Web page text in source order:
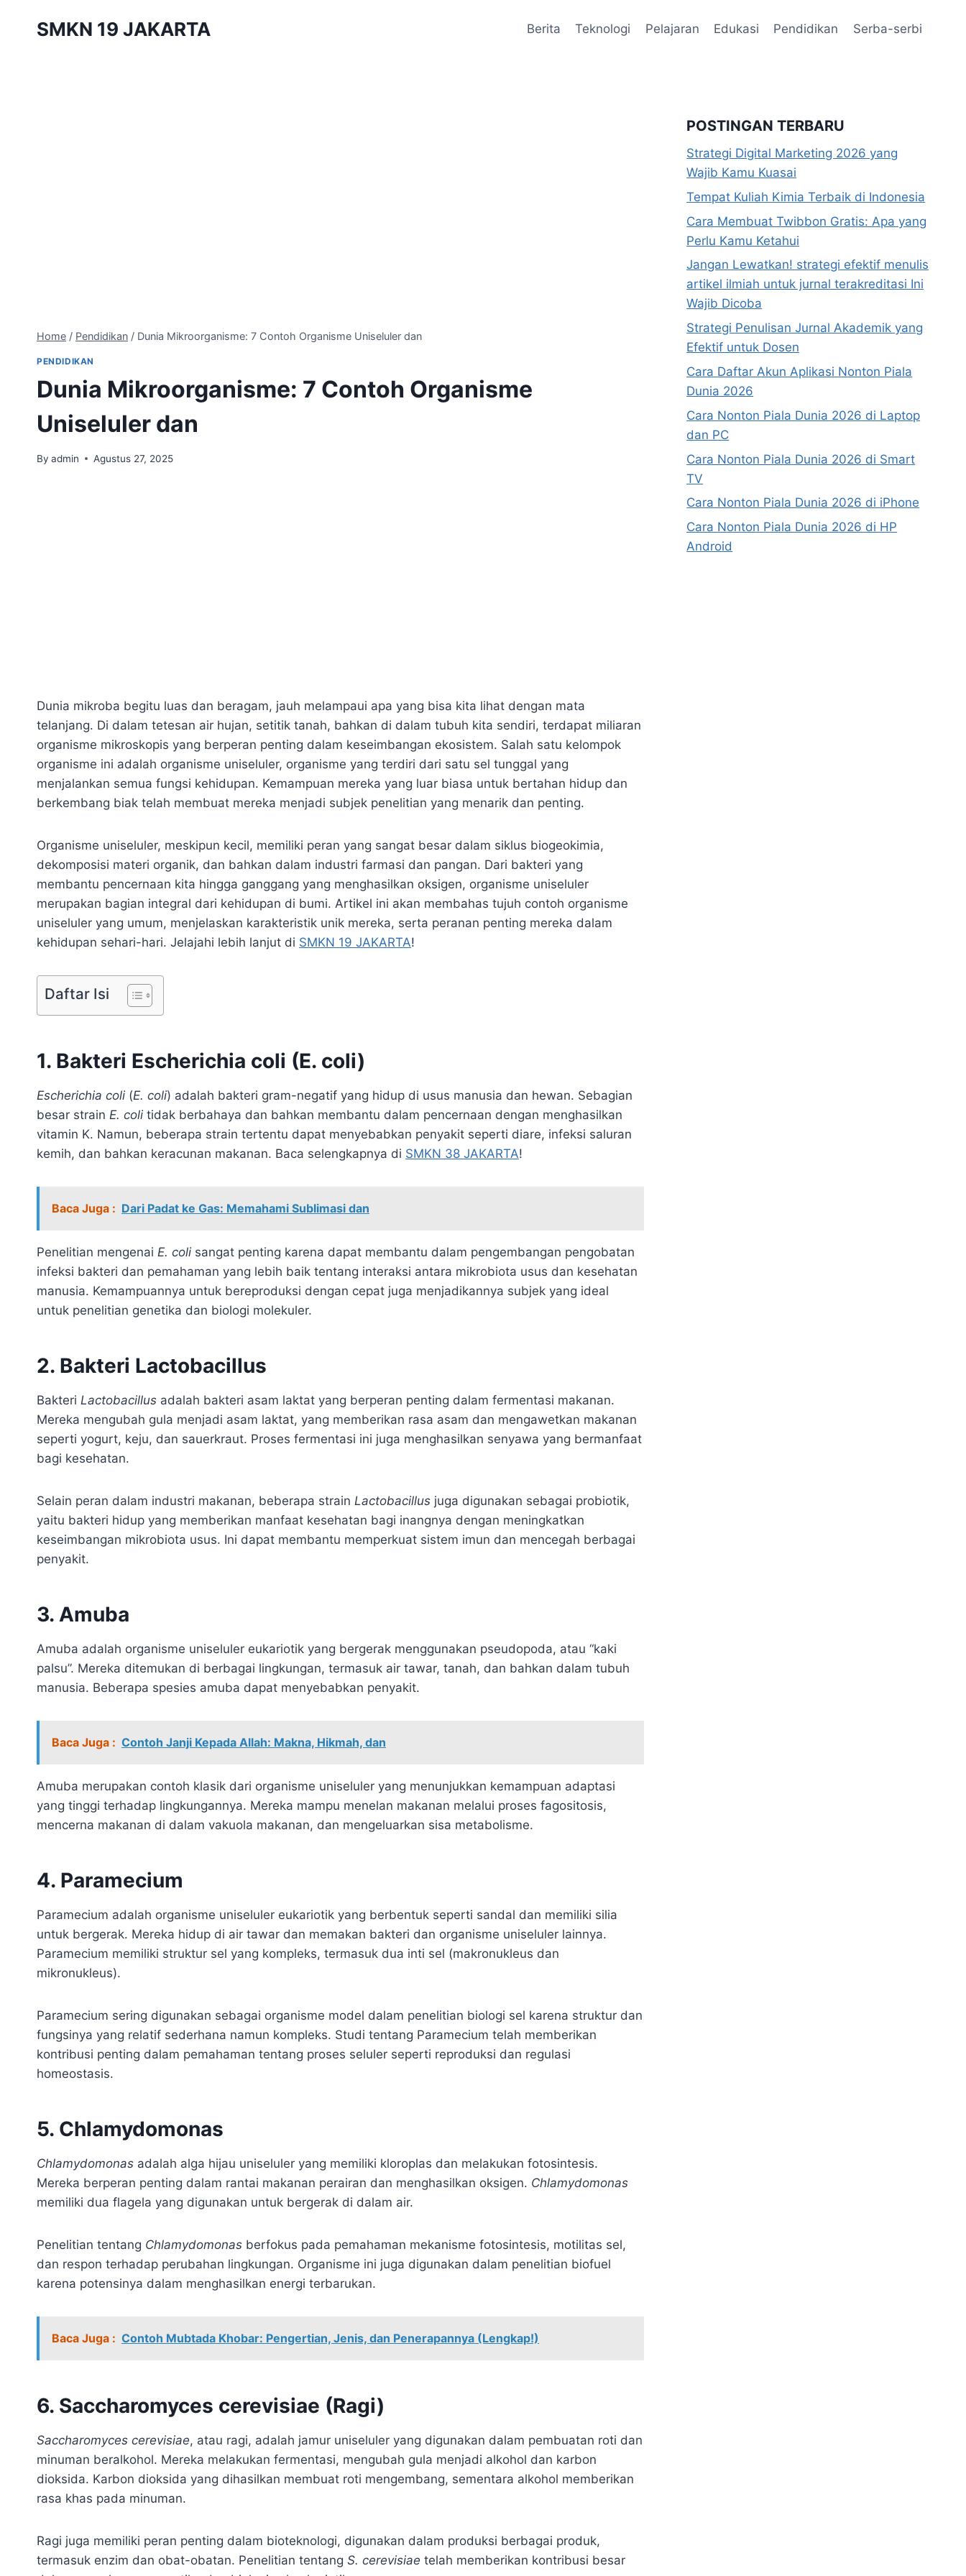
SMKN 19 JAKARTA Berita Teknologi Pelajaran Edukasi Pendidikan Serba-serbi
Home / Pendidikan / Dunia Mikroorganisme: 7 Contoh Organisme Uniseluler dan
PENDIDIKAN
Dunia Mikroorganisme: 7 Contoh Organisme
Uniseluler dan
By admin Agustus 27, 2025
Dunia mikroba begitu luas dan beragam, jauh melampaui apa yang bisa kita lihat dengan mata
telanjang. Di dalam tetesan air hujan, setitik tanah, bahkan di dalam tubuh kita sendiri, terdapat miliaran
organisme mikroskopis yang berperan penting dalam keseimbangan ekosistem. Salah satu kelompok
organisme ini adalah organisme uniseluler, organisme yang terdiri dari satu sel tunggal yang
menjalankan semua fungsi kehidupan. Kemampuan mereka yang luar biasa untuk bertahan hidup dan
berkembang biak telah membuat mereka menjadi subjek penelitian yang menarik dan penting.
Organisme uniseluler, meskipun kecil, memiliki peran yang sangat besar dalam siklus biogeokimia,
dekomposisi materi organik, dan bahkan dalam industri farmasi dan pangan. Dari bakteri yang
membantu pencernaan kita hingga ganggang yang menghasilkan oksigen, organisme uniseluler
merupakan bagian integral dari kehidupan di bumi. Artikel ini akan membahas tujuh contoh organisme
uniseluler yang umum, menjelaskan karakteristik unik mereka, serta peranan penting mereka dalam
kehidupan sehari-hari. Jelajahi lebih lanjut di SMKN 19 JAKARTA!
Daftar Isi
1. Bakteri Escherichia coli (E. coli)
Escherichia coli (E. coli) adalah bakteri gram-negatif yang hidup di usus manusia dan hewan. Sebagian
besar strain E. coli tidak berbahaya dan bahkan membantu dalam pencernaan dengan menghasilkan
vitamin K. Namun, beberapa strain tertentu dapat menyebabkan penyakit seperti diare, infeksi saluran
kemih, dan bahkan keracunan makanan. Baca selengkapnya di SMKN 38 JAKARTA!
Baca Juga : Dari Padat ke Gas: Memahami Sublimasi dan
Penelitian mengenai E. coli sangat penting karena dapat membantu dalam pengembangan pengobatan
infeksi bakteri dan pemahaman yang lebih baik tentang interaksi antara mikrobiota usus dan kesehatan
manusia. Kemampuannya untuk bereproduksi dengan cepat juga menjadikannya subjek yang ideal
untuk penelitian genetika dan biologi molekuler.
2. Bakteri Lactobacillus
Bakteri Lactobacillus adalah bakteri asam laktat yang berperan penting dalam fermentasi makanan.
Mereka mengubah gula menjadi asam laktat, yang memberikan rasa asam dan mengawetkan makanan
seperti yogurt, keju, dan sauerkraut. Proses fermentasi ini juga menghasilkan senyawa yang bermanfaat
bagi kesehatan.
Selain peran dalam industri makanan, beberapa strain Lactobacillus juga digunakan sebagai probiotik,
yaitu bakteri hidup yang memberikan manfaat kesehatan bagi inangnya dengan meningkatkan
keseimbangan mikrobiota usus. Ini dapat membantu memperkuat sistem imun dan mencegah berbagai
penyakit.
3. Amuba
Amuba adalah organisme uniseluler eukariotik yang bergerak menggunakan pseudopoda, atau “kaki
palsu”. Mereka ditemukan di berbagai lingkungan, termasuk air tawar, tanah, dan bahkan dalam tubuh
manusia. Beberapa spesies amuba dapat menyebabkan penyakit.
Baca Juga : Contoh Janji Kepada Allah: Makna, Hikmah, dan
Amuba merupakan contoh klasik dari organisme uniseluler yang menunjukkan kemampuan adaptasi
yang tinggi terhadap lingkungannya. Mereka mampu menelan makanan melalui proses fagositosis,
mencerna makanan di dalam vakuola makanan, dan mengeluarkan sisa metabolisme.
4. Paramecium
Paramecium adalah organisme uniseluler eukariotik yang berbentuk seperti sandal dan memiliki silia
untuk bergerak. Mereka hidup di air tawar dan memakan bakteri dan organisme uniseluler lainnya.
Paramecium memiliki struktur sel yang kompleks, termasuk dua inti sel (makronukleus dan
mikronukleus).
Paramecium sering digunakan sebagai organisme model dalam penelitian biologi sel karena struktur dan
fungsinya yang relatif sederhana namun kompleks. Studi tentang Paramecium telah memberikan
kontribusi penting dalam pemahaman tentang proses seluler seperti reproduksi dan regulasi
homeostasis.
5. Chlamydomonas
Chlamydomonas adalah alga hijau uniseluler yang memiliki kloroplas dan melakukan fotosintesis.
Mereka berperan penting dalam rantai makanan perairan dan menghasilkan oksigen. Chlamydomonas
memiliki dua flagela yang digunakan untuk bergerak di dalam air.
Penelitian tentang Chlamydomonas berfokus pada pemahaman mekanisme fotosintesis, motilitas sel,
dan respon terhadap perubahan lingkungan. Organisme ini juga digunakan dalam penelitian biofuel
karena potensinya dalam menghasilkan energi terbarukan.
Baca Juga : Contoh Mubtada Khobar: Pengertian, Jenis, dan Penerapannya (Lengkap!)
6. Saccharomyces cerevisiae (Ragi)
Saccharomyces cerevisiae, atau ragi, adalah jamur uniseluler yang digunakan dalam pembuatan roti dan
minuman beralkohol. Mereka melakukan fermentasi, mengubah gula menjadi alkohol dan karbon
dioksida. Karbon dioksida yang dihasilkan membuat roti mengembang, sementara alkohol memberikan
rasa khas pada minuman.
Ragi juga memiliki peran penting dalam bioteknologi, digunakan dalam produksi berbagai produk,
termasuk enzim dan obat-obatan. Penelitian tentang S. cerevisiae telah memberikan kontribusi besar
POSTINGAN TERBARU
Strategi Digital Marketing 2026 yang
Wajib Kamu Kuasai
Tempat Kuliah Kimia Terbaik di Indonesia
Cara Membuat Twibbon Gratis: Apa yang
Perlu Kamu Ketahui
Jangan Lewatkan! strategi efektif menulis
artikel ilmiah untuk jurnal terakreditasi Ini
Wajib Dicoba
Strategi Penulisan Jurnal Akademik yang
Efektif untuk Dosen
Cara Daftar Akun Aplikasi Nonton Piala
Dunia 2026
Cara Nonton Piala Dunia 2026 di Laptop
dan PC
Cara Nonton Piala Dunia 2026 di Smart
TV
Cara Nonton Piala Dunia 2026 di iPhone
Cara Nonton Piala Dunia 2026 di HP
Android